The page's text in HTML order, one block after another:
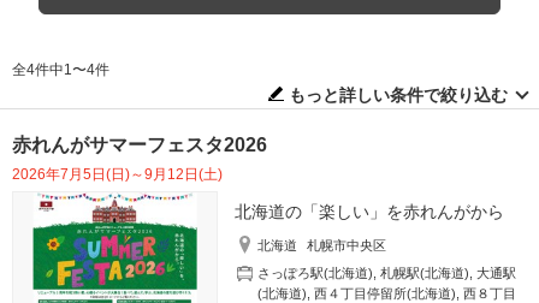
全4件中1〜4件
もっと詳しい条件で絞り込む
赤れんがサマーフェスタ2026
2026年7月5日(日)～9月12日(土)
北海道の「楽しい」を赤れんがから
北海道
札幌市中央区
さっぽろ駅(北海道) ,札幌駅(北海道) ,大通駅
(北海道) ,西４丁目停留所(北海道) ,西８丁目